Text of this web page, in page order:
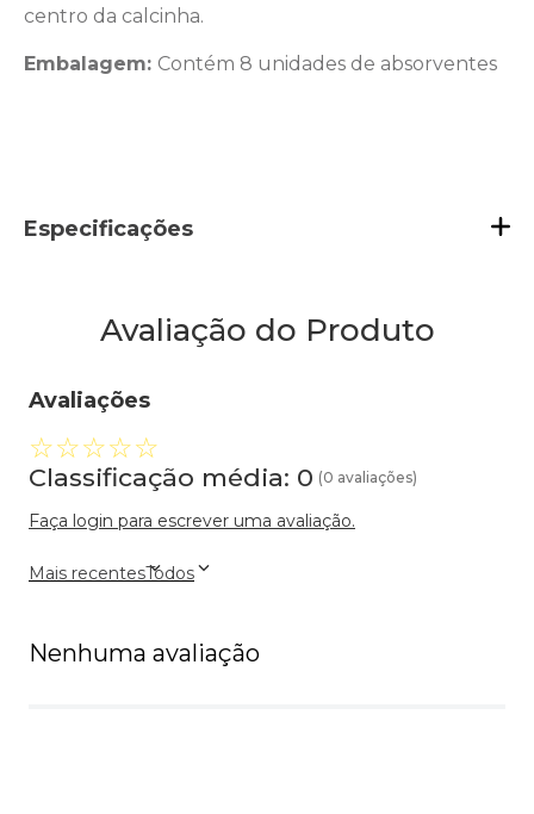
centro da calcinha.
Embalagem: Contém 8 unidades de absorventes
Especificações
Avaliação do Produto
Avaliações
☆☆☆☆☆
Classificação média: 0 (0 avaliações)
Faça login para escrever uma avaliação.
Mais recentesTodos
Nenhuma avaliação